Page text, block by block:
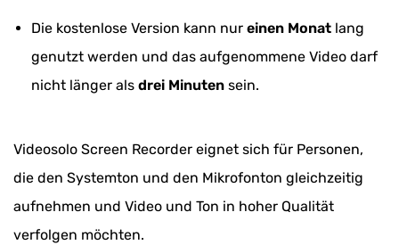
Die kostenlose Version kann nur einen Monat lang
genutzt werden und das aufgenommene Video darf
nicht länger als drei Minuten sein.
Videosolo Screen Recorder eignet sich für Personen,
die den Systemton und den Mikrofonton gleichzeitig
aufnehmen und Video und Ton in hoher Qualität
verfolgen möchten.